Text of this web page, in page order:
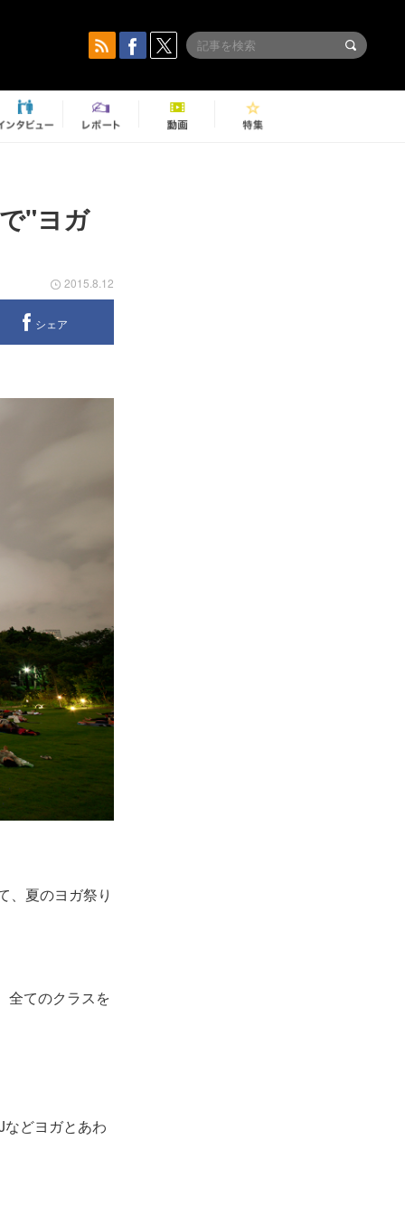
"ヨガ
2015.8.12
シェア
、夏のヨガ祭り
全てのクラスを
どヨガとあわ